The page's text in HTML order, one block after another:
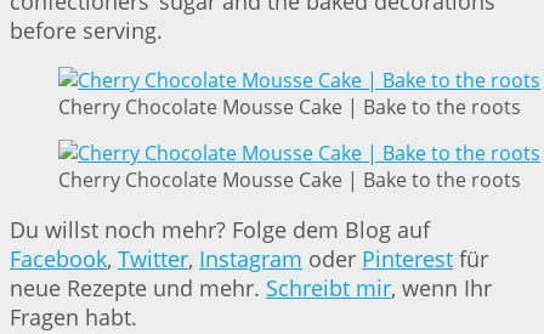
before serving.
Cherry Chocolate Mousse Cake | Bake to the roots
Cherry Chocolate Mousse Cake | Bake to the roots
Du willst noch mehr? Folge dem Blog auf
Facebook, Twitter, Instagram oder Pinterest für
neue Rezepte und mehr. Schreibt mir, wenn Ihr
Fragen habt.